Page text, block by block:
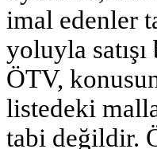
imal edenler
yoluyla
ÖTV,
listedeki
tabi değildir.